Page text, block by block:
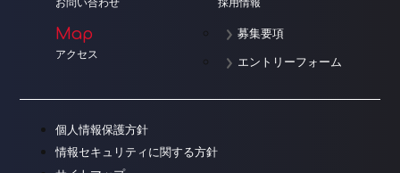
お問い合わせ
Map
アクセス
採用情報
募集要項
エントリーフォーム
個人情報保護方針
情報セキュリティに関する方針